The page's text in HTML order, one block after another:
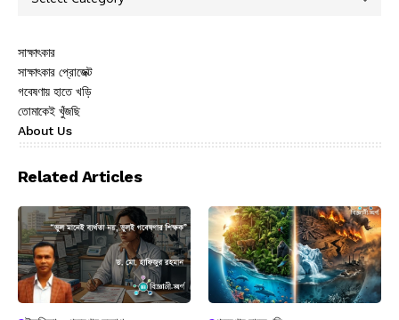
সাক্ষাৎকার
সাক্ষাৎকার প্রোজেক্ট
গবেষণায় হাতে খড়ি
তোমাকেই খুঁজছি
About Us
Related Articles